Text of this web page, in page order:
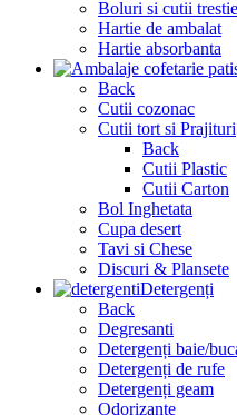
Boluri si cutii trestie
Hartie de ambalat
Hartie absorbanta
Back
Cutii cozonac
Cutii tort si Prajituri
Back
Cutii Plastic
Cutii Carton
Bol Inghetata
Cupa desert
Tavi si Chese
Discuri & Plansete
Detergenți
Back
Degresanti
Detergenți baie/
Detergenți de rufe
Detergenți geam
Odorizante